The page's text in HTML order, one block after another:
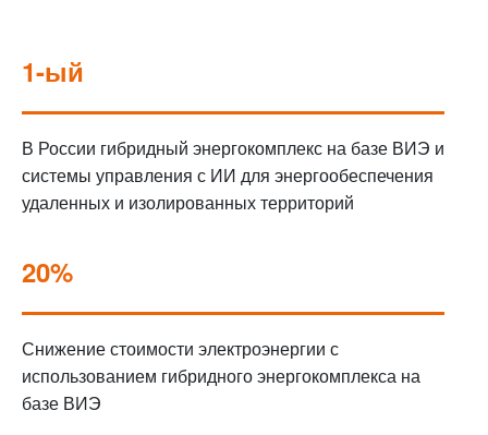
1-ый
В России гибридный энергокомплекс на базе ВИЭ и
системы управления с ИИ для энергообеспечения
удаленных и изолированных территорий
20%
Снижение стоимости электроэнергии с
использованием гибридного энергокомплекса на
базе ВИЭ